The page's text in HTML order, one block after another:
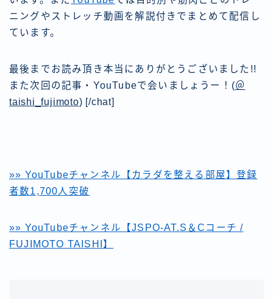
ニングやストレッチ動画を解説付きでまとめて配信し
ています。
最後までお読み頂き本当にありがとうございました!!
また次回の記事・YouTubeで会いましょうー！ (＠
taishi_fujimoto) [/chat]
»» YouTubeチャンネル【カラダを整える部屋】登録
者数1,700人突破
»» YouTubeチャンネル【JSPO-AT.S＆Cコーチ /
FUJIMOTO TAISHI】